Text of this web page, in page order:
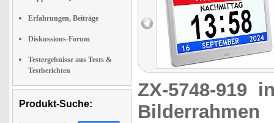
Erfahrungen, Beiträge
Diskussions-Forum
Testergebnisse aus Tests &
Testberichten
Produkt-Suche:
ZX-5748-919
Bilderrahmen